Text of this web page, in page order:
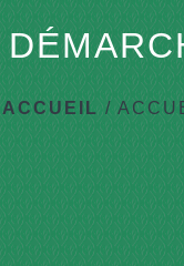
ACCUEIL/